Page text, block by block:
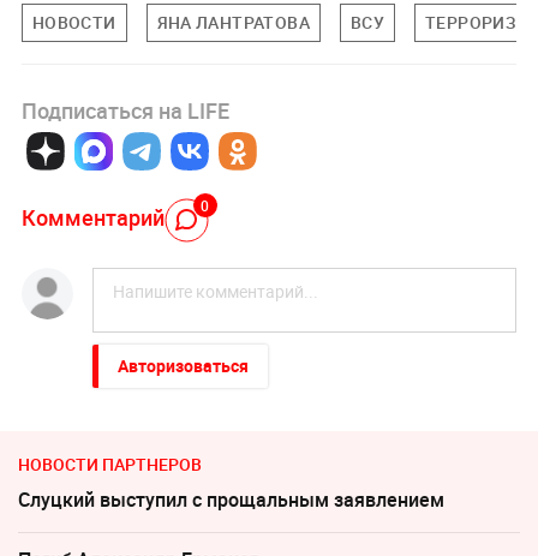
НОВОСТИ ЯНА ЛАНТРАТОВА ВСУ ТЕРРОРИЗМ
Подписаться на LIFE
Комментарий 0
Авторизоваться
НОВОСТИ ПАРТНЕРОВ
Слуцкий выступил с прощальным заявлением